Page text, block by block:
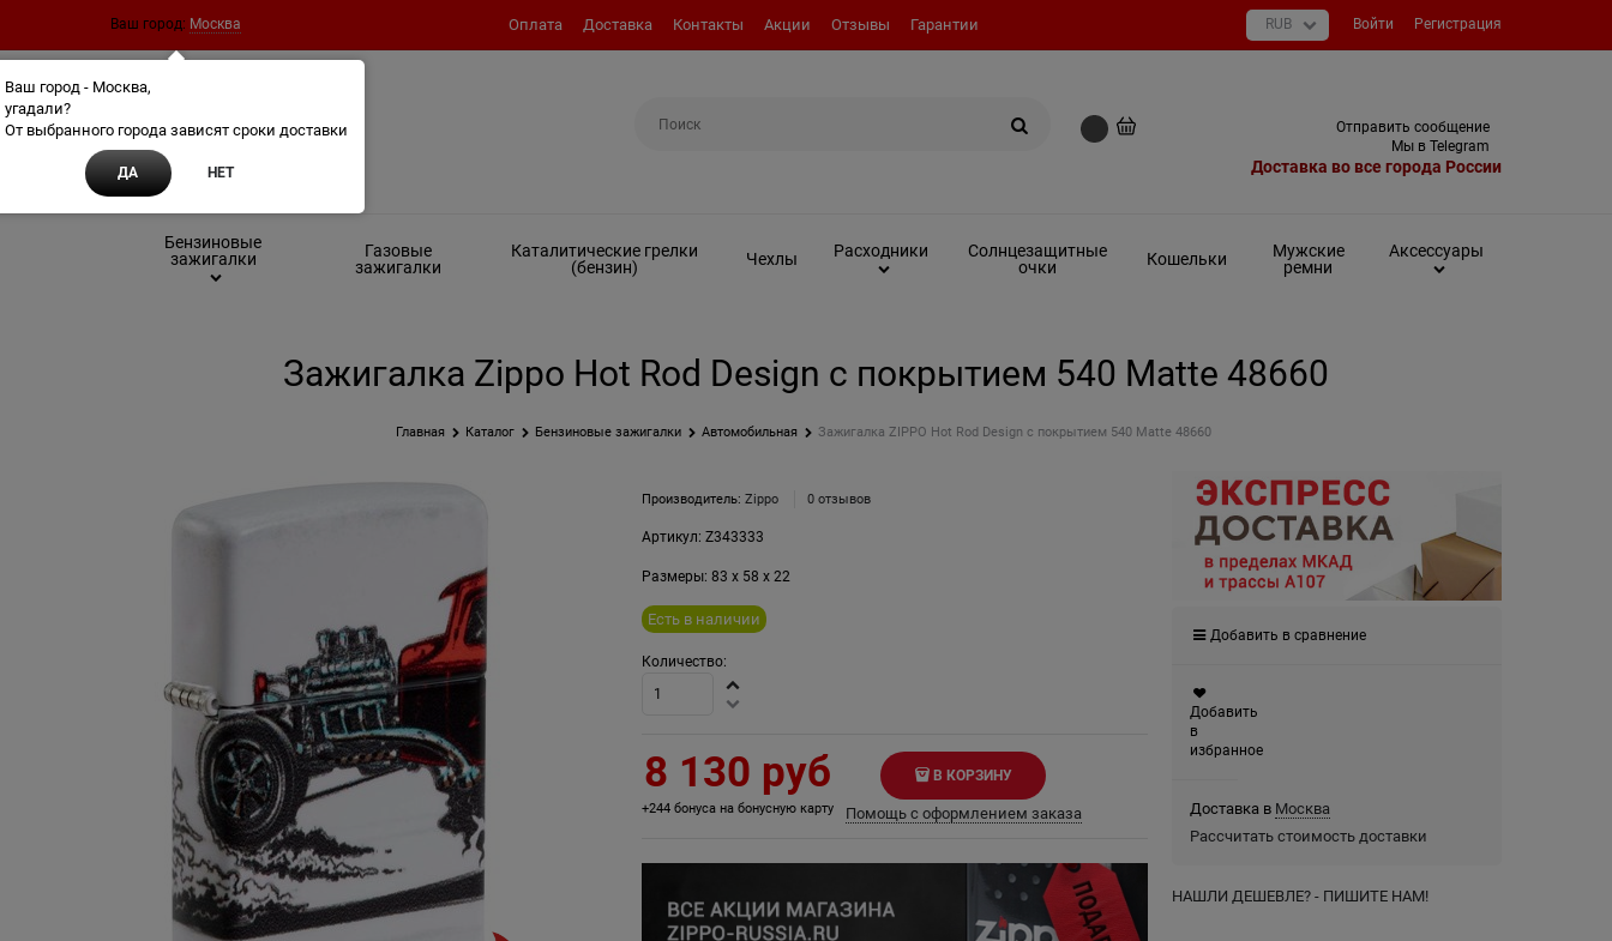
Ваш город: Москва Оплата Доставка Контакты Акции Отзывы Гарантии Войти Регистрация
Отправить сообщение
Мы в Telegram
Доставка во все города России
Бензиновые
зажигалки
Газовые
зажигалки
Каталитические грелки
(бензин)
Чехлы Расходники
Солнцезащитные
очки
Кошельки
Мужские
ремни
Аксессуары
Зажигалка Zippo Hot Rod Design с покрытием 540 Matte 48660
Главная Каталог Бензиновые зажигалки Автомобильная Зажигалка ZIPPO Hot Rod Design с покрытием 540 Matte 48660
Производитель: Zippo 0 отзывов
Артикул: Z343333
Размеры: 83 x 58 x 22
Есть в наличии
Количество:
8 130 руб
+244 бонуса на бонусную карту
В КОРЗИНУ
Помощь с оформлением заказа
Добавить в сравнение
Добавить
в
избранное
Доставка в Москва
Рассчитать стоимость доставки
НАШЛИ ДЕШЕВЛЕ? - ПИШИТЕ НАМ!
Ваш город - Москва,
угадали?
От выбранного города зависят сроки доставки
ДА НЕТ